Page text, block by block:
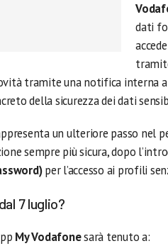
dati
tramite una notifica interna
della sicurezza dei dati
un ulteriore passo nel
sempre più sicura, dopo
per l’accesso ai profili
7 luglio?
My Vodafonesarà tenuto a: